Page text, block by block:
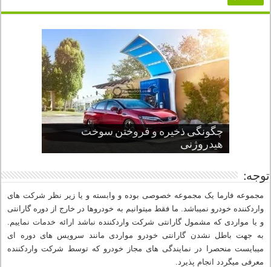
چگونگی ذخیره و فروختن سوخت
هیدروژنی
قدرتمندترین ماسل کارها یا خودروهای
عضلانی امریکایی
چرا نمک باعث خوردگی خودرو می شود؟
پنج کابین جذاب سال های اخیر صنعت
خودروسازی
از صفر تا صد طراحی خودرو قسمت
سوم
توجه:
مجموعه فارما یک مجموعه خصوصی بوده و وابسته و یا زیر نظر شرکت های
واردکننده خودرو نمیباشد. ما فقط میتوانیم به خودروها در خارج از دوره گارانتی
و یا مواردی که مشمول گارانتی شرکت واردکننده نباشد ارائه خدمات نماییم.
به جهت باطل نشدن گارانتی خودرو مواردی مانند سرویس های دوره ای
میبایست منحصرا در نمایندگی های مجاز خودرو که توسط شرکت واردکننده
معرفی میگردد انجام پذیرد.